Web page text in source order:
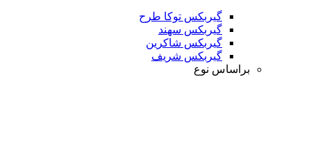
گیربکس توکا طرح
گیربکس سهند
گیربکس شاکرین
گیربکس شریف
براساس نوع